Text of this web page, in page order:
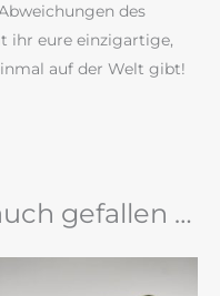
des
ihr eure einzigartige,
auf der Welt gibt!
gefallen …